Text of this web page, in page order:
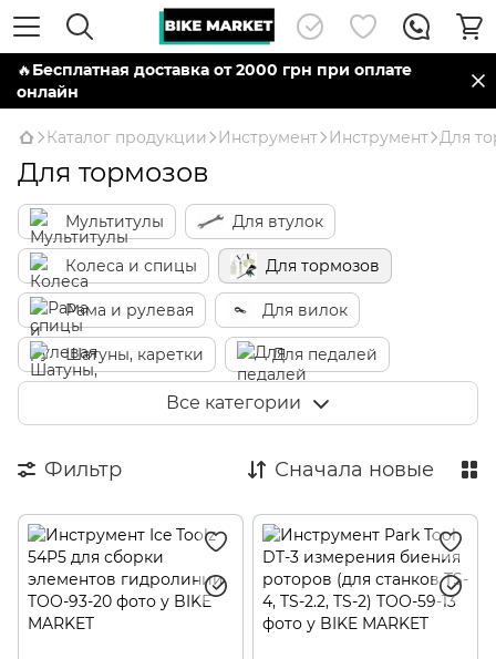
🔥Бесплатная доставка от 2000 грн при оплате
онлайн
Каталог продукции Инструмент Инструмент Для
Для тормозов
Мультитулы Для втулок
Колеса и спицы Для тормозов
Рама и рулевая Для вилок
Шатуны, каретки Для педалей
Кассеты и трещотки Для цепи
Кусачки, плоскогубцы, ножи
Общий инструмент
Шестигранники, Torx
Все категории
Фильтр Сначала новые